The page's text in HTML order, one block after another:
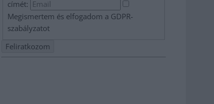
címét:
Megismertem és elfogadom a GDPR-
szabályzatot